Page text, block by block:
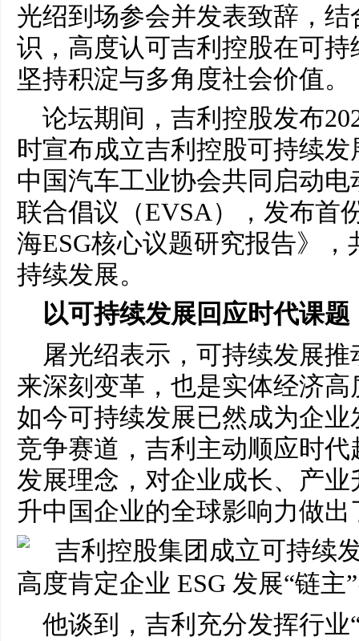
光绍到场参会并发表致辞，结
识，高度认可吉利控股在可
坚持积淀与多角度社会价值。
论坛期间，吉利控股发布
时宣布成立吉利控股可持续
中国汽车工业协会共同启动
联合倡议（EVSA），发布首
海ESG核心议题研究报告》
持续发展。
以可持续发展回应时代课
屠光绍表示，可持续发展
来深刻变革，也是实体经济
如今可持续发展已然成为企
竞争赛道，吉利主动顺应时
发展理念，对企业成长、产
升中国企业的全球影响力做
他谈到，吉利充分发挥行业